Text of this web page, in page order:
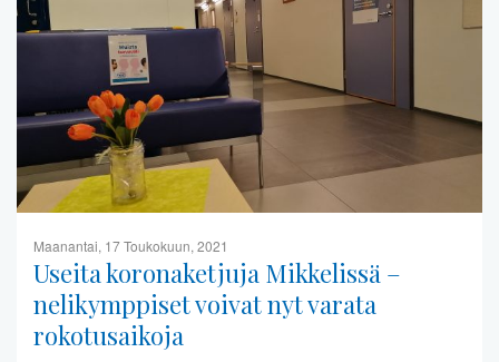
Maanantai, 17 Toukokuun, 2021
Useita koronaketjuja Mikkelissä –
nelikymppiset voivat nyt varata
rokotusaikoja